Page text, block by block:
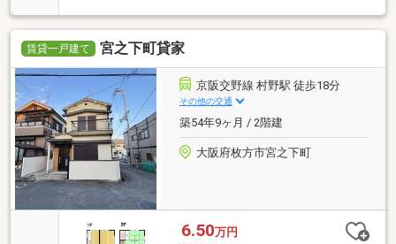
賃貸一戸建て 宮之下町貸家
京阪交野線 村野駅 徒歩18分
その他の交通
築54年9ヶ月 / 2階建
大阪府枚方市宮之下町
6.50万円